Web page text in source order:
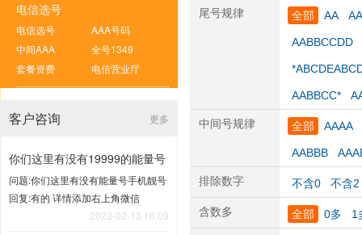
电信选号
电信选号
AAA号码
中间AAA
全号1349
套餐资费
电信营业厅
更多
客户咨询
你们这里有没有19999的能量号
问题:你们这里有没有能量号手机靓号
回复:有的 详情添加右上角微信
2023-02-13 16:09
尾号规律 全部 AA
AABBCCDD
AABBCC*
中间号规律 全部 AAAA
AABBB
排除数字 不含0 不含2
含数多 全部 0多 1